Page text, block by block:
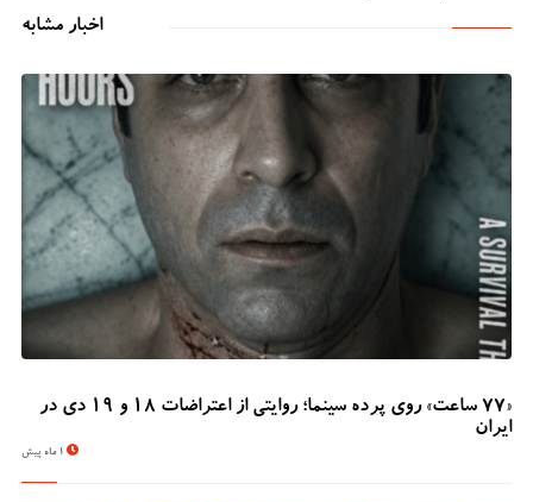
اخبار مشابه
«۷۷ ساعت» روی پرده سینما؛ روایتی از اعتراضات ۱۸ و ۱۹ دی در
ایران